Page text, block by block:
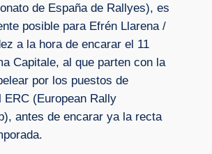
de España de Rallyes), es
posible para Efrén Llarena /
a la hora de encarar el 11
Capitale, al que parten con la
por los puestos de
ERC (European Rally
antes de encarar ya la recta